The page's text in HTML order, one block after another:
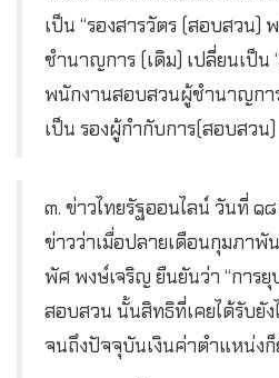
เป็น “รองสารวัตร (สอบสวน)
ชำนาญการ (เดิม) เปลี่ยนเป็น
พนักงานสอบสวนผู้ชำนาญกา
เป็น รองผู้กำกับการ(สอบสวน)
๓. ข่าวไทยรัฐออนไลน์ วันที่ ๑
ข่าวว่าเมื่อปลายเดือนกุมภา
พัศ พงษ์เจริญ ยืนยันว่า “การ
สอบสวน นั้นสิทธิที่เคยได้รับยัง
จนถึงปัจจุบันเงินค่าตำแหน่งก็